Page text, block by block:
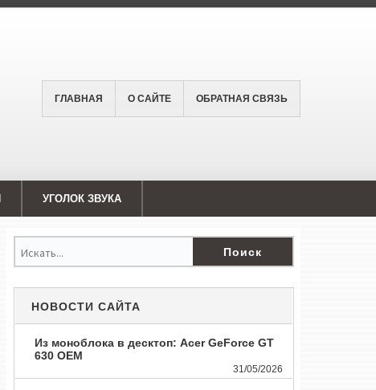
ГЛАВНАЯ О САЙТЕ ОБРАТНАЯ СВЯЗЬ
УГОЛОК ЗВУКА
НОВОСТИ САЙТА
Из моноблока в десктоп: Acer GeForce GT
630 OEM
31/05/2026